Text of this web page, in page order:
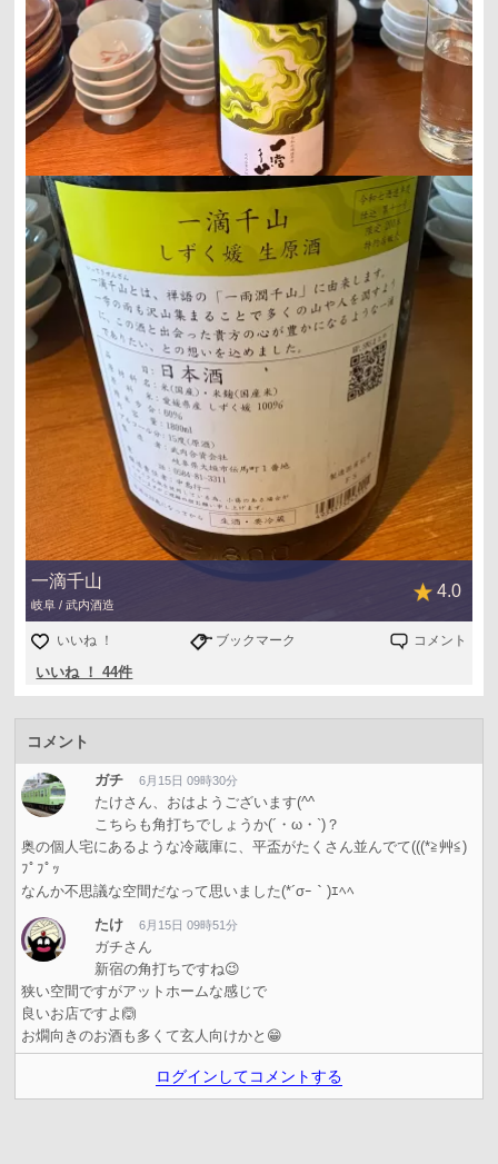
一滴千山
岐阜 / 武内酒造
4.0
いいね ！ ブックマーク コメント
いいね ！ 44件
コメント
ガチ 6月15日 09時30分
たけさん、おはようございます(^^ゞ
こちらも角打ちでしょうか(´・ω・`)？
奥の個人宅にあるような冷蔵庫に、平盃がたくさん並んでて(((*≧艸≦)
ﾌﾟﾌﾟｯ
なんか不思議な空間だなって思いました(*´σｰ｀)ｴﾍﾍ
たけ 6月15日 09時51分
ガチさん
新宿の角打ちですね😉
狭い空間ですがアットホームな感じで
良いお店ですよ🙆
お燗向きのお酒も多くて玄人向けかと😁
ログインしてコメントする